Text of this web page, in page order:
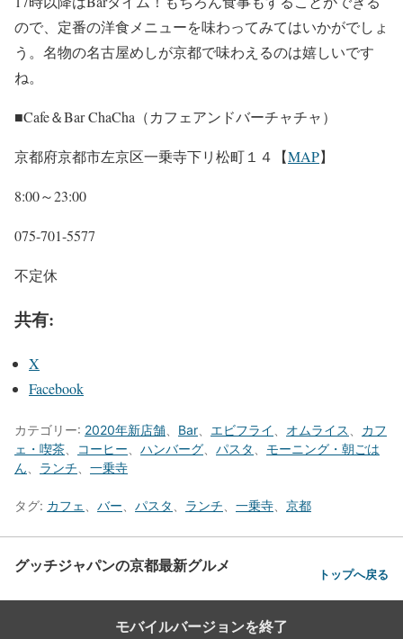
ので、定番の洋食メニューを味わってみてはいかがでしょ
う。名物の名古屋めしが京都で味わえるのは嬉しいです
ね。
■Cafe＆Bar ChaCha（カフェアンドバーチャチャ）
京都府京都市左京区一乗寺下リ松町１４【MAP】
8:00～23:00
075-701-5577
不定休
共有:
X
Facebook
カテゴリー: 2020年新店舗 Bar エビフライ オムライス
カフ
ェ・喫茶
コーヒー ハンバーグ パスタ
モーニング・朝ごは
ん
ランチ 一乗寺
タグ: カフェ バー パスタ ランチ 一乗寺 京都
グッチジャパンの京都最新グルメ トップへ戻る
モバイルバージョンを終了